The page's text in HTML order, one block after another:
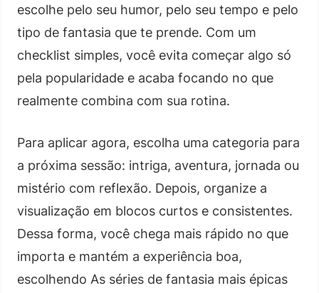
escolhe pelo seu humor, pelo seu tempo e pelo
tipo de fantasia que te prende. Com um
checklist simples, você evita começar algo só
pela popularidade e acaba focando no que
realmente combina com sua rotina.
Para aplicar agora, escolha uma categoria para
a próxima sessão: intriga, aventura, jornada ou
mistério com reflexão. Depois, organize a
visualização em blocos curtos e consistentes.
Dessa forma, você chega mais rápido no que
importa e mantém a experiência boa,
escolhendo As séries de fantasia mais épicas